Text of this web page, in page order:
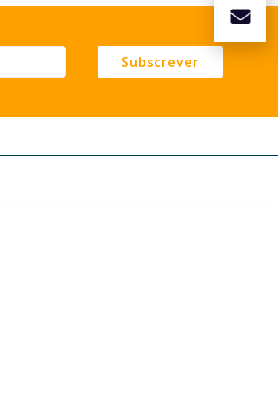
Subscrever